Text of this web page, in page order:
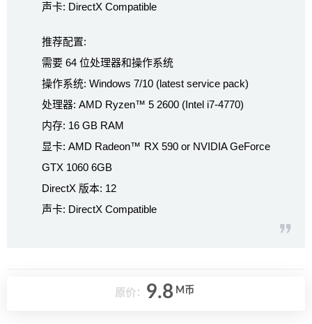
声卡: DirectX Compatible
推荐配置:
需要 64 位处理器和操作系统
操作系统: Windows 7/10 (latest service pack)
处理器: AMD Ryzen™ 5 2600 (Intel i7-4770)
内存: 16 GB RAM
显卡: AMD Radeon™ RX 590 or NVIDIA GeForce
GTX 1060 6GB
DirectX 版本: 12
声卡: DirectX Compatible
原价： 9.8 M币